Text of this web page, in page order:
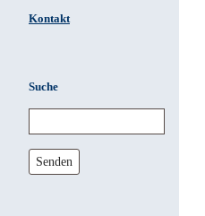
Kontakt
Suche
Senden